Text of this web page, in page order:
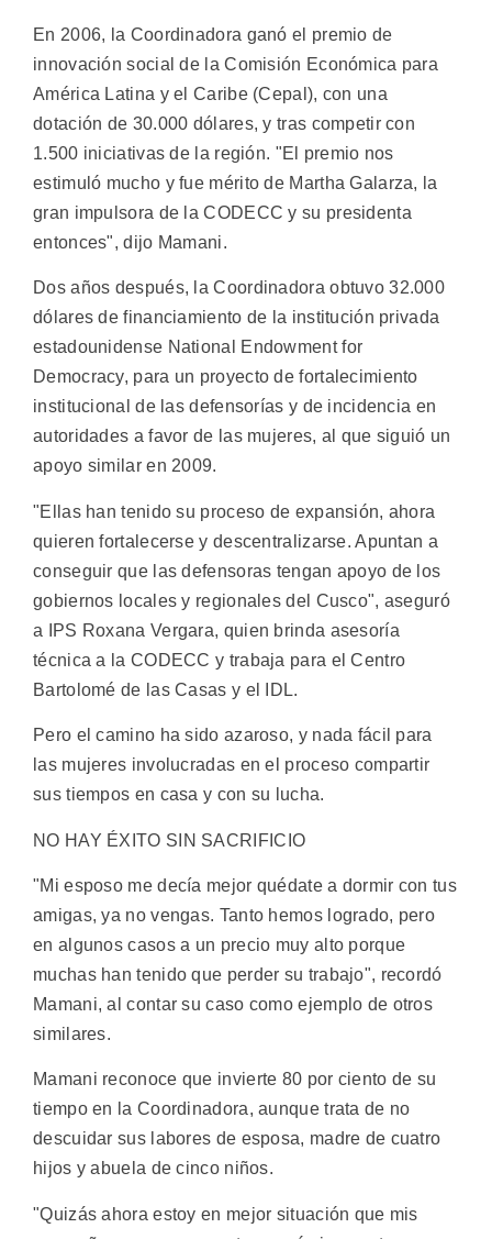
En 2006, la Coordinadora ganó el premio de
innovación social de la Comisión Económica para
América Latina y el Caribe (Cepal), con una
dotación de 30.000 dólares, y tras competir con
1.500 iniciativas de la región. "El premio nos
estimuló mucho y fue mérito de Martha Galarza, la
gran impulsora de la CODECC y su presidenta
entonces", dijo Mamani.
Dos años después, la Coordinadora obtuvo 32.000
dólares de financiamiento de la institución privada
estadounidense National Endowment for
Democracy, para un proyecto de fortalecimiento
institucional de las defensorías y de incidencia en
autoridades a favor de las mujeres, al que siguió un
apoyo similar en 2009.
"Ellas han tenido su proceso de expansión, ahora
quieren fortalecerse y descentralizarse. Apuntan a
conseguir que las defensoras tengan apoyo de los
gobiernos locales y regionales del Cusco", aseguró
a IPS Roxana Vergara, quien brinda asesoría
técnica a la CODECC y trabaja para el Centro
Bartolomé de las Casas y el IDL.
Pero el camino ha sido azaroso, y nada fácil para
las mujeres involucradas en el proceso compartir
sus tiempos en casa y con su lucha.
NO HAY ÉXITO SIN SACRIFICIO
"Mi esposo me decía mejor quédate a dormir con tus
amigas, ya no vengas. Tanto hemos logrado, pero
en algunos casos a un precio muy alto porque
muchas han tenido que perder su trabajo", recordó
Mamani, al contar su caso como ejemplo de otros
similares.
Mamani reconoce que invierte 80 por ciento de su
tiempo en la Coordinadora, aunque trata de no
descuidar sus labores de esposa, madre de cuatro
hijos y abuela de cinco niños.
"Quizás ahora estoy en mejor situación que mis